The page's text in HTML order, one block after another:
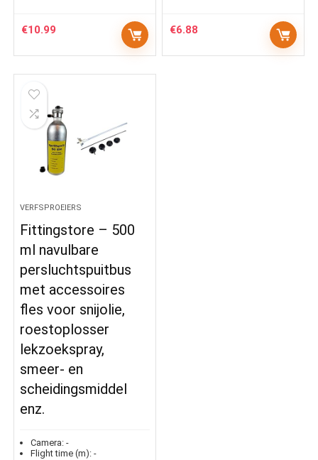
€10.99 €6.88
VERFSPROEIERS
Fittingstore – 500
ml navulbare
persluchtspuitbus
met accessoires
fles voor snijolie,
roestoplosser
lekzoekspray,
smeer- en
scheidingsmiddel
enz.
Camera: -
Flight time (m): -